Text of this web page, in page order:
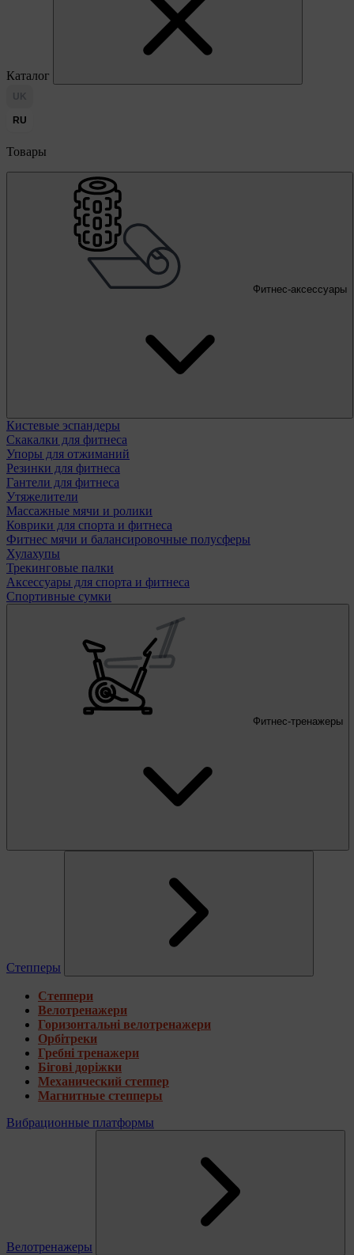
Каталог
UK
RU
Товары
Фитнес-аксессуары
Кистевые эспандеры
Скакалки для фитнеса
Упоры для отжиманий
Резинки для фитнеса
Гантели для фитнеса
Утяжелители
Массажные мячи и ролики
Коврики для спорта и фитнеса
Фитнес мячи и балансировочные полусферы
Хулахупы
Трекинговые палки
Аксессуары для спорта и фитнеса
Спортивные сумки
Фитнес-тренажеры
Степперы
Степпери
Велотренажери
Горизонтальні велотренажери
Орбітреки
Гребні тренажери
Бігові доріжки
Механический степпер
Магнитные степперы
Вибрационные платформы
Велотренажеры